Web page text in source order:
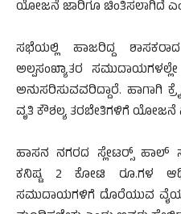
ಯೋಜನೆ ಜಾರಿಗೂ ಚಿಂತಿಸಲಾಗಿದೆ
ಸಭೆಯಲ್ಲಿ ಹಾಜರಿದ್ದ
ಅಲ್ಪಸಂಖ್ಯಾತರ
ಅನುಸರಿಸುವವರಿದ್ದಾರೆ. ಹಾಗಾಗಿ
ವೃತಿ ಕೌಶಲ್ಯ ತರಬೇತಿಗಳಿಗೆ ಯೋಜನೆ
ಹಾಸನ ನಗರದ ಸ್ಲೇಟರ್‍ಸ್
ಕನಿಷ್ಟ 2 ಕೋಟಿ ರೂ.ಗಳ
ಸಮುದಾಯಗಳಿಗೆ ದೊರೆಯುವ